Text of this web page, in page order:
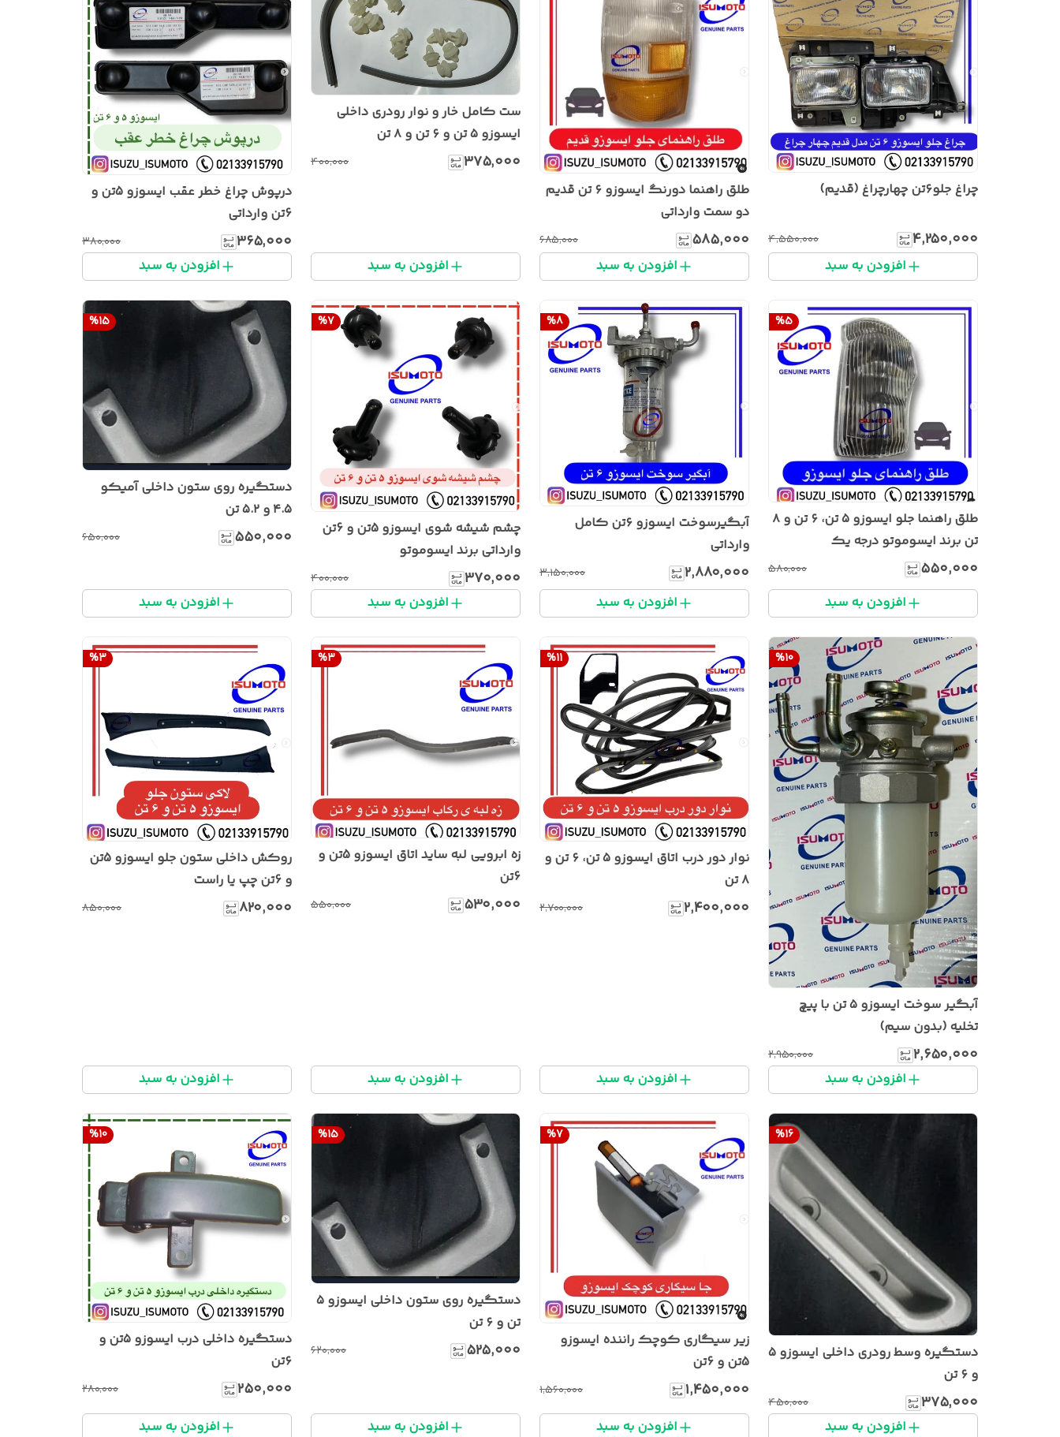
چراغ جلو۶تن چهارچراغ (قدیم)
۴٬۲۵۰٬۰۰۰ ۴٬۵۵۰٬۰۰۰
افزودن به سبد
طلق راهنما دورنگ ایسوزو ۶ تن قدیم
دو سمت وارداتی
۵۸۵٬۰۰۰ ۶۸۵٬۰۰۰
افزودن به سبد
ست کامل خار و نوار رودری داخلی
ایسوزو ۵ تن و ۶ تن و ۸ تن
۳۷۵٬۰۰۰ ۴۰۰٬۰۰۰
افزودن به سبد
درپوش چراغ خطر عقب ایسوزو 5تن و
6تن وارداتی
۳۶۵٬۰۰۰ ۳۸۰٬۰۰۰
افزودن به سبد
%5
طلق راهنما جلو ایسوزو ۵ تن، ۶ تن و ۸
تن برند ایسوموتو درجه یک
۵۵۰٬۰۰۰ ۵۸۰٬۰۰۰
افزودن به سبد
%8
آبگیرسوخت ایسوزو ۶تن کامل
وارداتی
۲٬۸۸۰٬۰۰۰ ۳٬۱۵۰٬۰۰۰
افزودن به سبد
%7
چشم شیشه شوی ایسوزو 5تن و 6تن
وارداتی برند ایسوموتو
۳۷۰٬۰۰۰ ۴۰۰٬۰۰۰
افزودن به سبد
%15
دستگیره روی ستون داخلی آمیکو
۴.۵ و ۵.۲ تن
۵۵۰٬۰۰۰ ۶۵۰٬۰۰۰
افزودن به سبد
%10
آبگیر سوخت ایسوزو ۵ تن با پیچ
تخلیه (بدون سیم)
۲٬۶۵۰٬۰۰۰ ۲٬۹۵۰٬۰۰۰
افزودن به سبد
%11
نوار دور درب اتاق ایسوزو ۵ تن، ۶ تن و
۸ تن
۲٬۴۰۰٬۰۰۰ ۲٬۷۰۰٬۰۰۰
افزودن به سبد
%3
زه ابرویی لبه ساید اتاق ایسوزو 5تن و
6تن
۵۳۰٬۰۰۰ ۵۵۰٬۰۰۰
افزودن به سبد
%3
روکش داخلی ستون جلو ایسوزو 5تن
و 6تن چپ یا راست
۸۲۰٬۰۰۰ ۸۵۰٬۰۰۰
افزودن به سبد
%16
دستگیره وسط رودری داخلی ایسوزو ۵
و ۶ تن
۳۷۵٬۰۰۰ ۴۵۰٬۰۰۰
افزودن به سبد
%7
زیر سیگاری کوچک راننده ایسوزو
5تن و 6تن
۱٬۴۵۰٬۰۰۰ ۱٬۵۶۰٬۰۰۰
افزودن به سبد
%15
دستگیره روی ستون داخلی ایسوزو ۵
تن و ۶ تن
۵۲۵٬۰۰۰ ۶۲۰٬۰۰۰
افزودن به سبد
%10
دستگیره داخلی درب ایسوزو ۵تن و
۶تن
۲۵۰٬۰۰۰ ۲۸۰٬۰۰۰
افزودن به سبد